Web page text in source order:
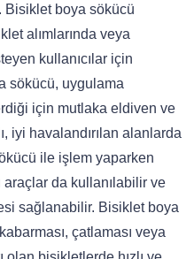
Bisiklet boya sökücü
alımlarında veya
kullanıcılar için
sökücü, uygulama
için mutlaka eldiven ve
iyi havalandırılan alanlarda
ile işlem yaparken
araçlar da kullanılabilir ve
sağlanabilir. Bisiklet boya
çatlaması veya